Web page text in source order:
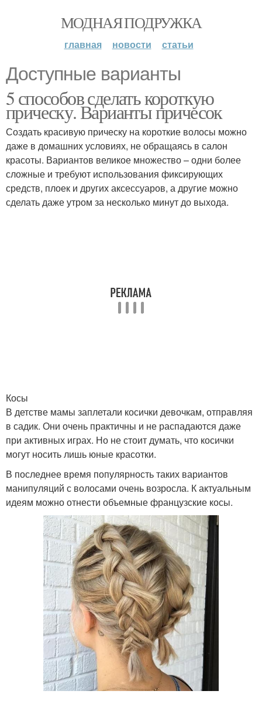
МОДНАЯ ПОДРУЖКА
главная новости статьи
Доступные варианты
5 способов сделать короткую
прическу. Варианты причесок
Создать красивую прическу на короткие волосы можно
даже в домашних условиях, не обращаясь в салон
красоты. Вариантов великое множество – одни более
сложные и требуют использования фиксирующих
средств, плоек и других аксессуаров, а другие можно
сделать даже утром за несколько минут до выхода.
Косы
В детстве мамы заплетали косички девочкам, отправляя
в садик. Они очень практичны и не распадаются даже
при активных играх. Но не стоит думать, что косички
могут носить лишь юные красотки.
В последнее время популярность таких вариантов
манипуляций с волосами очень возросла. К актуальным
идеям можно отнести объемные французские косы.